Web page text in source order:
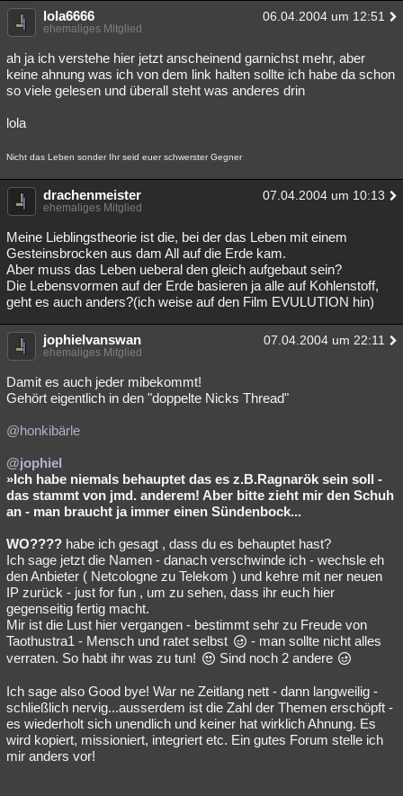
lola6666 06.04.2004 um 12:51
ehemaliges Mitglied
ah ja ich verstehe hier jetzt anscheinend garnichst mehr, aber
keine ahnung was ich von dem link halten sollte ich habe da schon
so viele gelesen und überall steht was anderes drin
lola
Nicht das Leben sonder Ihr seid euer schwerster Gegner
drachenmeister 07.04.2004 um 10:13
ehemaliges Mitglied
Meine Lieblingstheorie ist die, bei der das Leben mit einem
Gesteinsbrocken aus dam All auf die Erde kam.
Aber muss das Leben ueberal den gleich aufgebaut sein?
Die Lebensvormen auf der Erde basieren ja alle auf Kohlenstoff,
geht es auch anders?(ich weise auf den Film EVULUTION hin)
jophielvanswan 07.04.2004 um 22:11
ehemaliges Mitglied
Damit es auch jeder mibekommt!
Gehört eigentlich in den "doppelte Nicks Thread"
@honkibärle
@jophiel
»Ich habe niemals behauptet das es z.B.Ragnarök sein soll -
das stammt von jmd. anderem! Aber bitte zieht mir den Schuh
an - man braucht ja immer einen Sündenbock...
WO???? habe ich gesagt , dass du es behauptet hast?
Ich sage jetzt die Namen - danach verschwinde ich - wechsle eh
den Anbieter ( Netcologne zu Telekom ) und kehre mit ner neuen
IP zurück - just for fun , um zu sehen, dass ihr euch hier
gegenseitig fertig macht.
Mir ist die Lust hier vergangen - bestimmt sehr zu Freude von
Taothustra1 - Mensch und ratet selbst
- man sollte nicht alles
verraten. So habt ihr was zu tun!
Sind noch 2 andere
Ich sage also Good bye! War ne Zeitlang nett - dann langweilig -
schließlich nervig...ausserdem ist die Zahl der Themen erschöpft -
es wiederholt sich unendlich und keiner hat wirklich Ahnung. Es
wird kopiert, missioniert, integriert etc. Ein gutes Forum stelle ich
mir anders vor!